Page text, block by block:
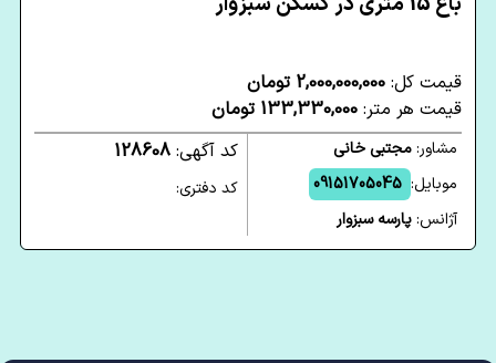
قیمت کل: 2,000,000,000 تومان
قیمت هر متر: 133,330,000 تومان
مشاور:مجتبی خانی
موبایل: 09151705045
آژانس:پارسه سبزوار
کد آگهی: 128608
کد دفتری: